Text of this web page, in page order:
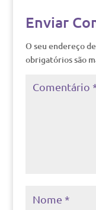
Enviar
O seu endereço
obrigatórios são